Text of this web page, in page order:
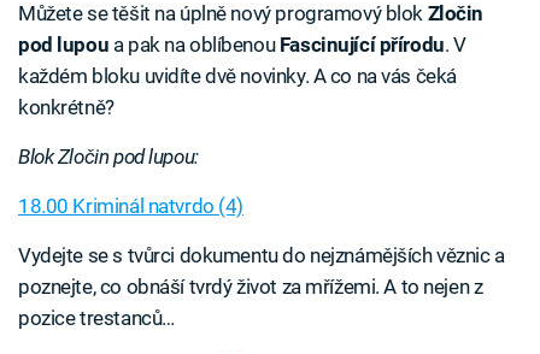
Můžete se těšit na úplně nový programový blok Zločin
pod lupou a pak na oblíbenou Fascinující přírodu. V
každém bloku uvidíte dvě novinky. A co na vás čeká
konkrétně?
Blok Zločin pod lupou:
18.00 Kriminál natvrdo (4)
Vydejte se s tvůrci dokumentu do nejznámějších věznic a
poznejte, co obnáší tvrdý život za mřížemi. A to nejen z
pozice trestanců…